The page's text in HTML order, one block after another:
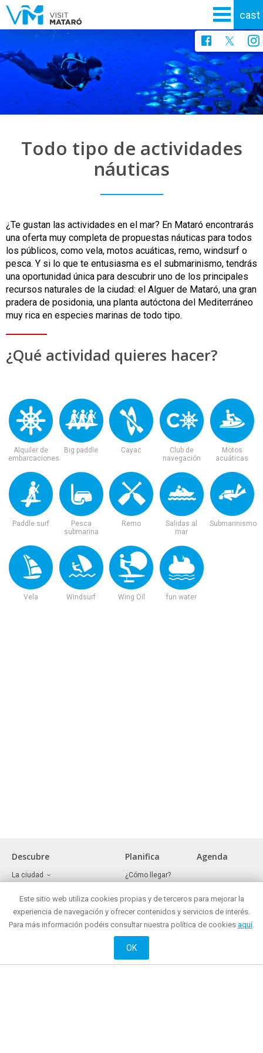
Todo tipo de actividades
náuticas
¿Te gustan las actividades en el mar? En Mataró encontrarás
una oferta muy completa de propuestas náuticas para todos
los públicos, como vela, motos acuáticas, remo, windsurf o
pesca. Y si lo que te entusiasma es el submarinismo, tendrás
una oportunidad única para descubrir uno de los principales
recursos naturales de la ciudad: el Alguer de Mataró, una gran
pradera de posidonia, una planta autóctona del Mediterráneo
muy rica en especies marinas de todo tipo.
¿Qué actividad quieres hacer?
Alquiler de
embarcaciones
Big paddle Cayac
Club de
navegación
Motos
acuáticas
Paddle surf
Pesca
submarina
Remo
Salidas al
mar
Submarinismo
Vela Windsurf Wing Oil fun water
Descubre
La ciudad
Frente marítimo
Reuniones y congresos
Mataró todo el año
Planifica
¿Cómo llegar?
¿Dónde comer?
¿Dónde comprar?
Mataró de noche
Agenda
Este sitio web utiliza cookies propias y de terceros para mejorar la
experiencia de navegación y ofrecer contenidos y servicios de interés.
Para más información podéis consultar nuestra política de cookies aquí.
OK